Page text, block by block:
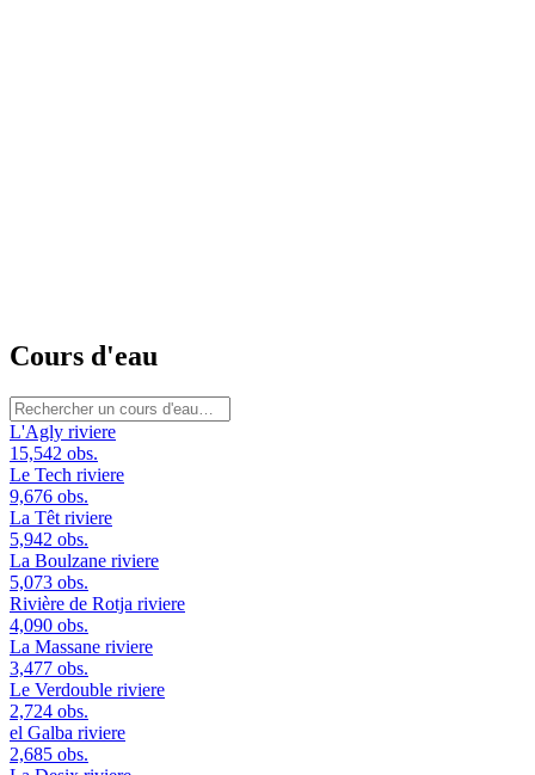
Cours d'eau
L'Agly riviere
15,542 obs.
Le Tech riviere
9,676 obs.
La Têt riviere
5,942 obs.
La Boulzane riviere
5,073 obs.
Rivière de Rotja riviere
4,090 obs.
La Massane riviere
3,477 obs.
Le Verdouble riviere
2,724 obs.
el Galba riviere
2,685 obs.